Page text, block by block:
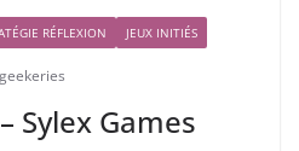
RÉFLEXION JEUX INITIÉS
Sylex Games